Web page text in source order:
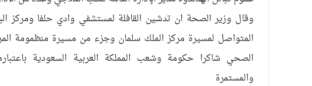
وقال وزير الصحة ان تدشين القافلة لمستشفي وادي حلفا ومركز
المتواصل لمسيرة مركز الملك سلمان وجزء من مسيرة منظمومة
الصحي شاكرا حكومة وشعب المملكة العربية السعودية
والمستمرة